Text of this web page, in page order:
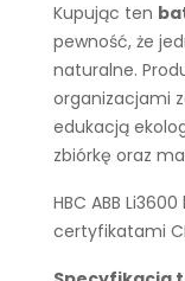
Kupując ten
pewność, że
naturalne.
organizacjami
edukacją
zbiórkę oraz
HBC ABB
certyfikatami